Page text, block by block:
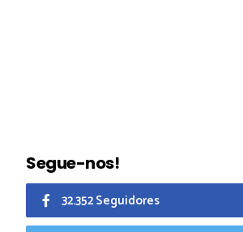
Segue-nos!
32.352 Seguidores